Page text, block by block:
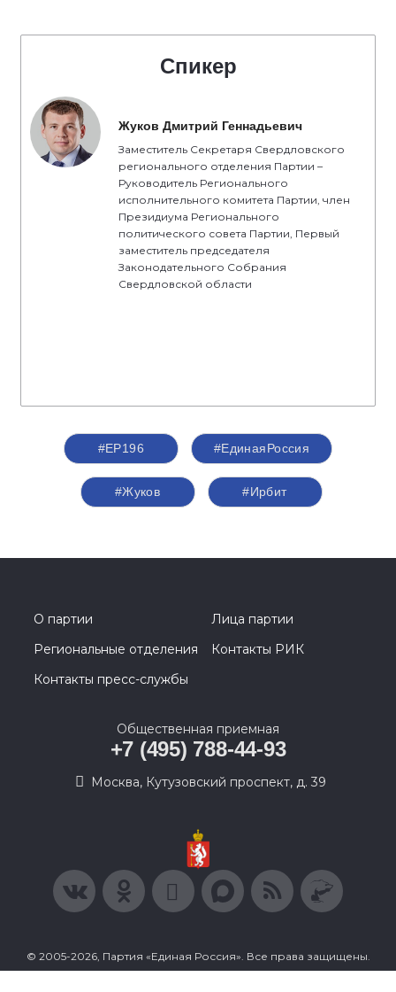
Спикер
Жуков Дмитрий Геннадьевич
Заместитель Секретаря Свердловского
регионального отделения Партии –
Руководитель Регионального
исполнительного комитета Партии, член
Президиума Регионального
политического совета Партии, Первый
заместитель председателя
Законодательного Собрания
Свердловской области
#ЕР196 #‎ЕдинаяРоссия
#Жуков #Ирбит
О партии
Лица партии
Региональные отделения
Контакты РИК
Контакты пресс-службы
Общественная приемная
+7 (495) 788-44-93
Москва, Кутузовский проспект, д. 39
© 2005-2026, Партия «Единая Россия». Все права защищены.